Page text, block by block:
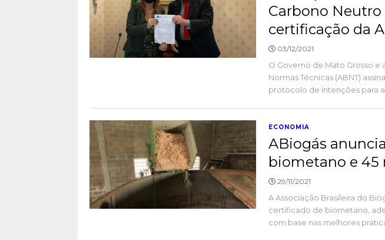
Carbono Neutro
certificação da
03/12/2021
O Governo de Mato Grosso e
Normas Técnicas (ABNT)
protocolo de intenções para a
ECONOMIA
ABiogás
biometano e 45
29/11/2021
A Associação Brasileira do
certificado de biometano,
com base nas melhores